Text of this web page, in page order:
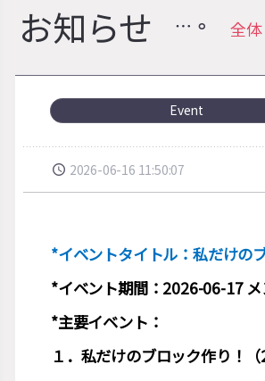
お知らせ 全体
Event
2026-06-16 11:50:07
*イベントタイトル：私だけの
*イベント期間：2026-06-17
*主要イベント：
１．私だけのブロック作り！